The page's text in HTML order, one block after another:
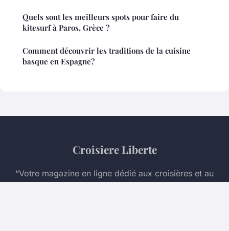
Quels sont les meilleurs spots pour faire du
kitesurf à Paros, Grèce ?
Comment découvrir les traditions de la cuisine
basque en Espagne?
Croisiere Liberte
“Votre magazine en ligne dédié aux croisières et au